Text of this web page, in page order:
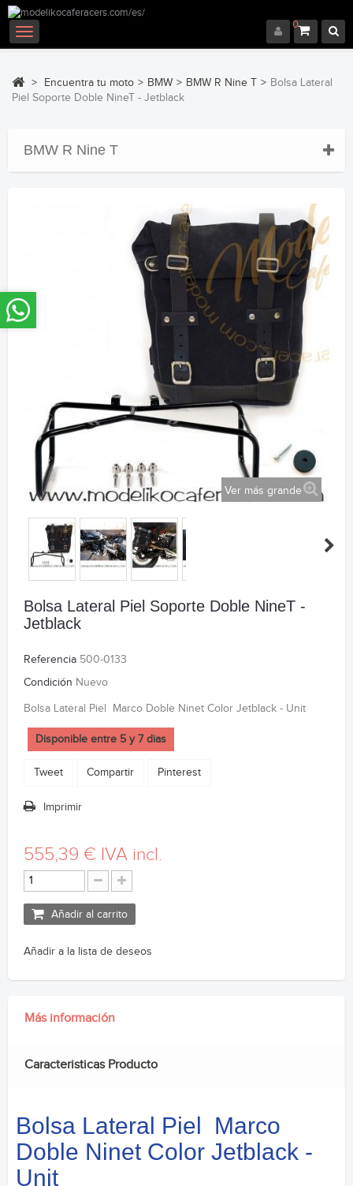
0
Navegación
Toggle
> Encuentra tu moto > BMW > BMW R Nine T > Bolsa Lateral
Piel Soporte Doble NineT - Jetblack
BMW R Nine T
Ver más grande
Bolsa Lateral Piel Soporte Doble NineT -
Jetblack
Referencia 500-0133
Condición Nuevo
Bolsa Lateral Piel Marco Doble Ninet Color Jetblack - Unit
Disponible entre 5 y 7 dias
Tweet Compartir Pinterest
Imprimir
555,39 € IVA incl.
Añadir al carrito
Añadir a la lista de deseos
Más información
Caracteristicas Producto
Bolsa Lateral Piel Marco
Doble Ninet Color Jetblack -
Unit